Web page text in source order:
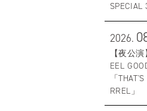
SPECIAL
2026.
【夜公
EEL
「
RREL」